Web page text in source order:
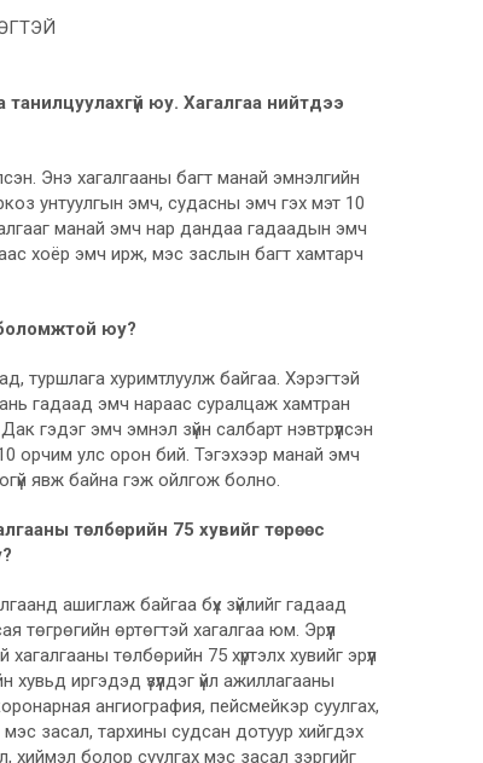
юу. Хагалгаа нийтдээ
Энэ хагалгааны багт манай эмнэлгийн
унтуулгын эмч, судасны эмч гэх мэт 10
манай эмч нар дандаа гадаадын эмч
хоёр эмч ирж, мэс заслын багт хамтарч
юу?
туршлага хуримтлуулж байгаа. Хэрэгтэй
гадаад эмч нараас суралцаж хамтран
гэдэг эмч эмнэл зүйн салбарт нэвтрүүлсэн
орчим улс орон бий. Тэгэхээр манай эмч
явж байна гэж ойлгож болно.
төлбөрийн 75 хувийг төрөөс
ашиглаж байгаа бүх зүйлийг гадаад
өртөгтэй хагалгаа юм. Эрүүл
төлбөрийн 75 хүртэлх хувийг эрүүл
иргэдэд үзүүлдэг үйл ажиллагааны
ангиография, пейсмейкэр суулгах,
мэс засал, тархины судсан дотуур хийгдэх
хиймэл болор суулгах мэс засал зэргийг